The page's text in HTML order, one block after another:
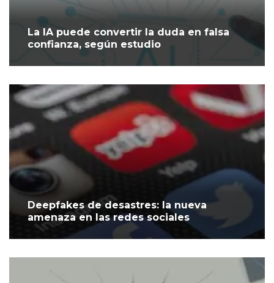
La IA puede convertir la duda en falsa
confianza, según estudio
Deepfakes de desastres: la nueva
amenaza en las redes sociales